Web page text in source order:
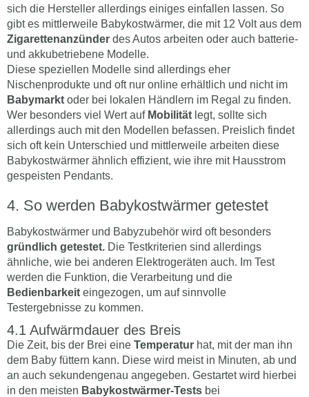
sich die Hersteller allerdings einiges einfallen lassen. So
gibt es mittlerweile Babykostwärmer, die mit 12 Volt aus dem
Zigarettenanzünder des Autos arbeiten oder auch batterie-
und akkubetriebene Modelle.
Diese speziellen Modelle sind allerdings eher
Nischenprodukte und oft nur online erhältlich und nicht im
Babymarkt oder bei lokalen Händlern im Regal zu finden.
Wer besonders viel Wert auf Mobilität legt, sollte sich
allerdings auch mit den Modellen befassen. Preislich findet
sich oft kein Unterschied und mittlerweile arbeiten diese
Babykostwärmer ähnlich effizient, wie ihre mit Hausstrom
gespeisten Pendants.
So werden Babykostwärmer getestet
Babykostwärmer und Babyzubehör wird oft besonders
gründlich getestet. Die Testkriterien sind allerdings
ähnliche, wie bei anderen Elektrogeräten auch. Im Test
werden die Funktion, die Verarbeitung und die
Bedienbarkeit eingezogen, um auf sinnvolle
Testergebnisse zu kommen.
Aufwärmdauer des Breis
Die Zeit, bis der Brei eine Temperatur hat, mit der man ihn
dem Baby füttern kann. Diese wird meist in Minuten, ab und
an auch sekundengenau angegeben. Gestartet wird hierbei
in den meisten Babykostwärmer-Tests bei